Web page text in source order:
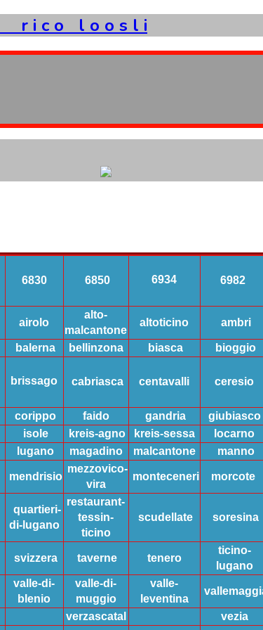
r i c o l o o s l i
6830 6850 6934 6982
airolo
alto-
malcantone
altoticino ambri
balerna bellinzona biasca bioggio
brissago cabriasca centavalli ceresio
corippo faido gandria
giubiasco
isole kreis-agno kreis-sessa
locarno
lugano magadino malcantone manno
mendrisio
mezzovico-
vira
monteceneri morcote
quartieri-
di-lugano
restaurant-
tessin-
ticino
scudellate soresina
svizzera taverne tenero
ticino-
lugano
valle-di-
blenio
valle-di-
muggio
valle-
leventina
verzascatal
vezia